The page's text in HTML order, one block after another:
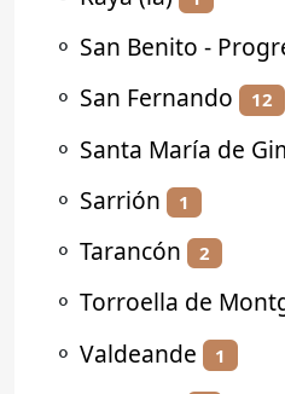
⚬ San Benito -
⚬ San Fernando 12
⚬ Santa María de
⚬ Sarrión 1
⚬ Tarancón 2
⚬ Torroella de
⚬ Valdeande 1